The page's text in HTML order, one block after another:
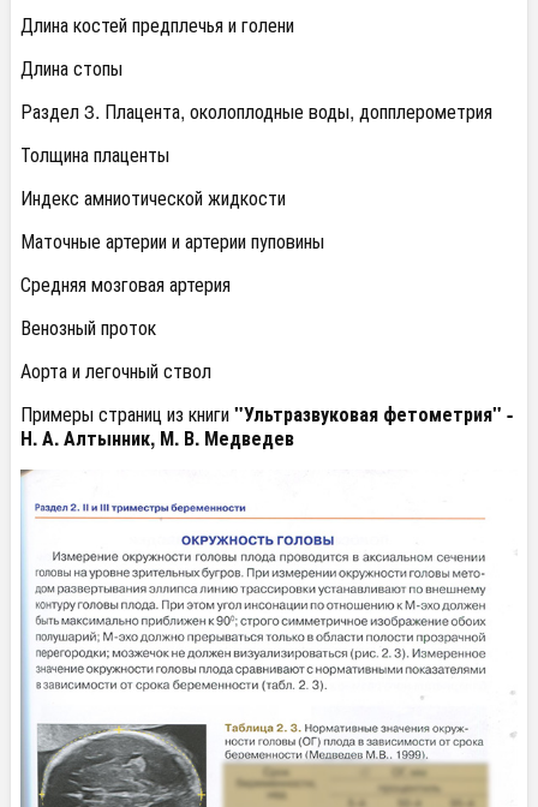
Длина костей предплечья и голени
Длина стопы
Раздел 3. Плацента, околоплодные воды, допплерометрия
Толщина плаценты
Индекс амниотической жидкости
Маточные артерии и артерии пуповины
Средняя мозговая артерия
Венозный проток
Аорта и легочный ствол
Примеры страниц из книги"Ультразвуковая фетометрия" -
Н. А. Алтынник, М. В. Медведев